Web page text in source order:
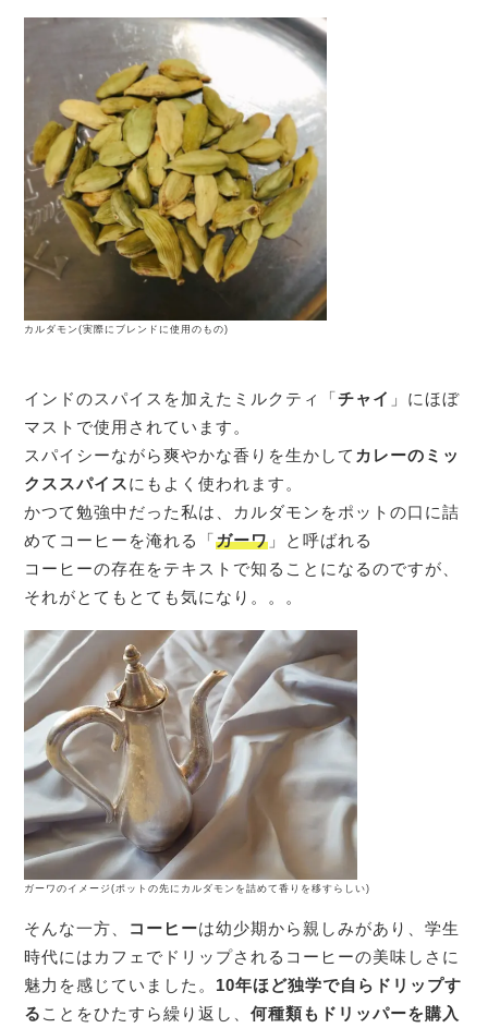
カルダモン(実際にブレンドに使用のもの)
インドのスパイスを加えたミルクティ「チャイ 」にほぼ
マストで使用されています。
スパイシーながら爽やかな香りを生かして カレーのミッ
クススパイスにもよく使われます。
かつて勉強中だった私は、カルダモンをポットの口に詰
めてコーヒーを淹れる「ガーワ 」と呼ばれる
コーヒーの存在をテキストで知ることになるのですが、
それがとてもとても気になり。。。
ガーワのイメージ(ポットの先にカルダモンを詰めて香りを移すらしい)
そんな一方、 コーヒーは幼少期から親しみがあり、学生
時代にはカフェでドリップされるコーヒーの美味しさに
魅力を感じていました。 10年ほど独学で自らドリップす
る ことをひたすら繰り返し、何種類もドリッパーを購入